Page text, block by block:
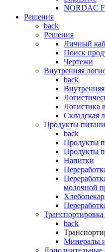
NORDAC
Решения
back
Решения
Личный
Поиск
Чертежи
Внутренняя
back
Логистика
Складская
Продукты
back
Продукты
Продукты
Напитки
молочной
back
Минералы
Дополнительные